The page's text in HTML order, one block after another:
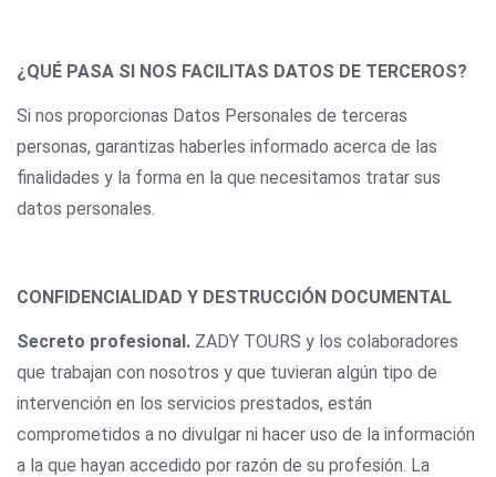
¿QUÉ PASA SI NOS FACILITAS DATOS DE TERCEROS?
Si nos proporcionas Datos Personales de terceras
personas, garantizas haberles informado acerca de las
finalidades y la forma en la que necesitamos tratar sus
datos personales.
CONFIDENCIALIDAD Y DESTRUCCIÓN DOCUMENTAL
Secreto profesional. ZADY TOURS y los colaboradores
que trabajan con nosotros y que tuvieran algún tipo de
intervención en los servicios prestados, están
comprometidos a no divulgar ni hacer uso de la información
a la que hayan accedido por razón de su profesión. La